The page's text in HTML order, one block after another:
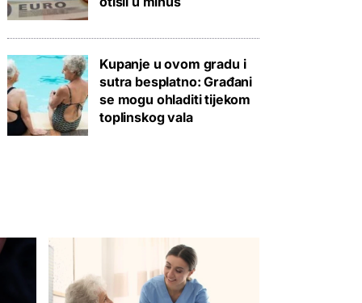
Kupanje u ovom gradu i
sutra besplatno: Građani
se mogu ohladiti tijekom
toplinskog vala